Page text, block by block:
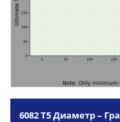
6082 T5 Диаметр –